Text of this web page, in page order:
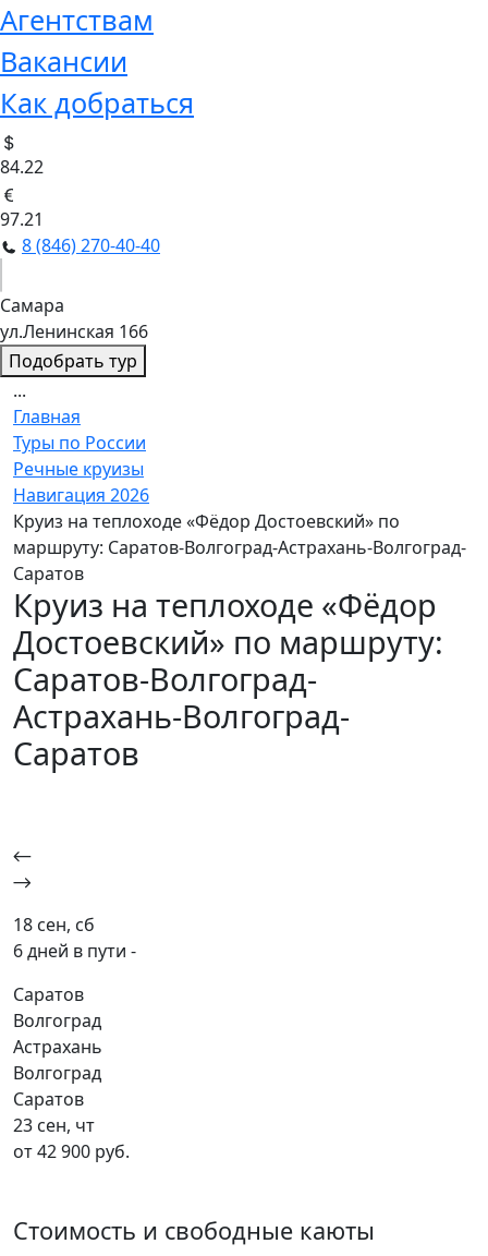
Агентствам
Вакансии
Как добраться
84.22
97.21
8 (846) 270-40-40
Самара
ул.Ленинская 166
Подобрать тур
...
Главная
Туры по России
Речные круизы
Навигация 2026
Круиз на теплоходе «Фёдор Достоевский» по
маршруту: Саратов-Волгоград-Астрахань-Волгоград-
Саратов
Круиз на теплоходе «Фёдор
Достоевский» по маршруту:
Саратов-Волгоград-
Астрахань-Волгоград-
Саратов
18 сен, сб
6 дней в пути -
Саратов
Волгоград
Астрахань
Волгоград
Саратов
23 сен, чт
от 42 900 руб.
Стоимость и свободные каюты